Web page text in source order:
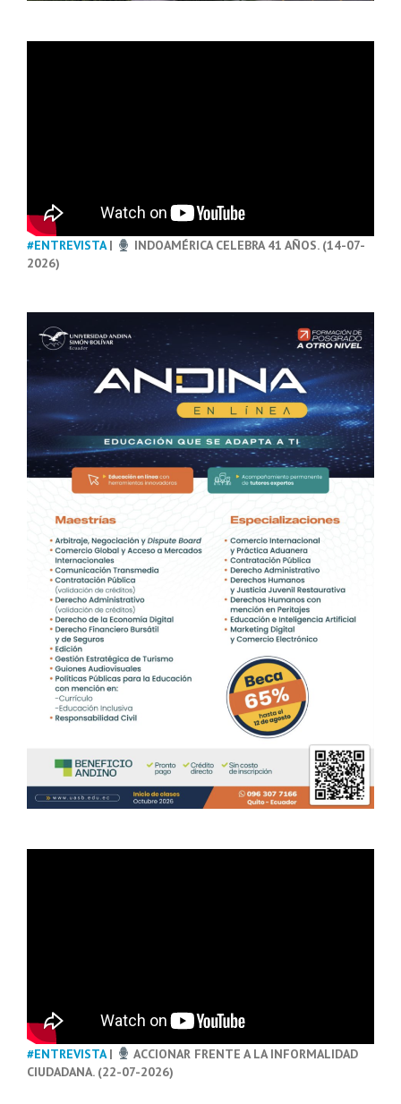
#ENTREVISTA|
INDOAMÉRICA CELEBRA 41 AÑOS. (14-07-
2026)
#ENTREVISTA|
ACCIONAR FRENTE A LA INFORMALIDAD
CIUDADANA. (22-07-2026)